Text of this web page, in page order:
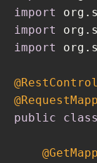
import
import
import
public
class